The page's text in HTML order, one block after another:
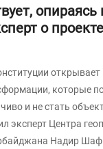
о
которые
и не стать
эксперт Центра
Надир